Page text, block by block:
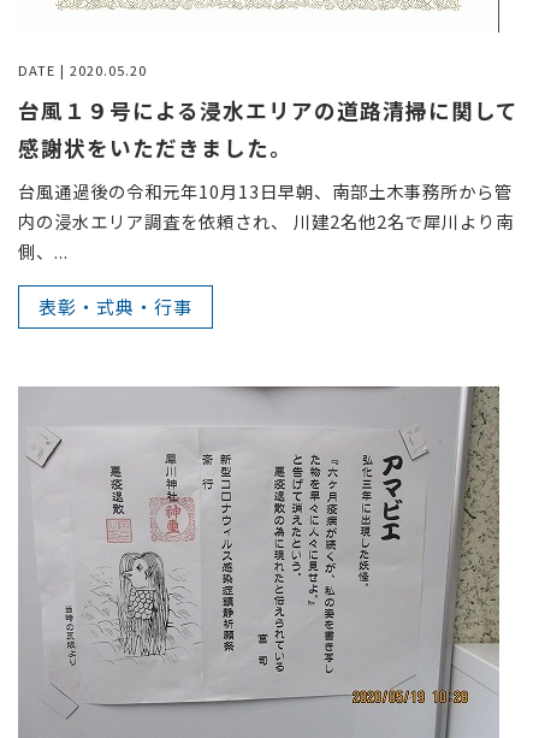
DATE | 2020.05.20
台風１９号による浸水エリアの道路清掃に関して
感謝状をいただきました。
台風通過後の令和元年10月13日早朝、南部土木事務所から管
内の浸水エリア調査を依頼され、 川建2名他2名で犀川より南
側、...
表彰・式典・行事